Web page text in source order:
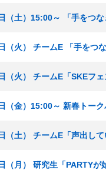
（土）15:00～ 「手をつ
（火） チームE 「手をつ
（火） チームE「SKEフ
（金）15:00～ 新春トー
（土） チームE「声出し
（月） 研究生「PARTYが